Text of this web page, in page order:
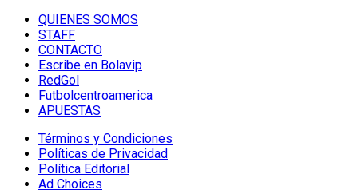
QUIENES SOMOS
STAFF
CONTACTO
Escribe en Bolavip
RedGol
Futbolcentroamerica
APUESTAS
Términos y Condiciones
Políticas de Privacidad
Política Editorial
Ad Choices